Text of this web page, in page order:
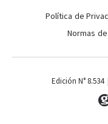
Política de
Normas
Edición N°